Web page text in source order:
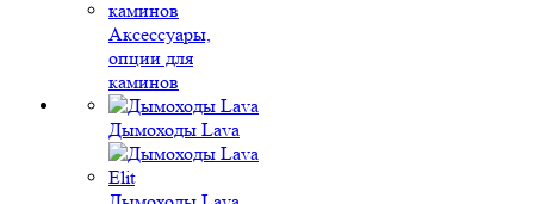
Аксессуары,
опции для
каминов
Дымоходы Lava